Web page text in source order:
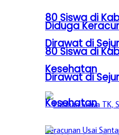
80 Siswa di
Dirawat di
Kesehatan
Diduga
80 Siswa di
Dirawat di
Kesehatan